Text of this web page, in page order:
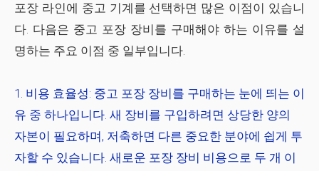
포장 라인에 중고 기계를 선택하면 많은 이점이 있습니
다. 다음은 중고 포장 장비를 구매해야 하는 이유를 설
명하는 주요 이점 중 일부입니다.
비용 효율성: 중고 포장 장비를 구매하는 눈에 띄는 이
유 중 하나입니다. 새 장비를 구입하려면 상당한 양의
자본이 필요하며, 저축하면 다른 중요한 분야에 쉽게 투
자할 수 있습니다. 새로운 포장 장비 비용으로 두 개 이